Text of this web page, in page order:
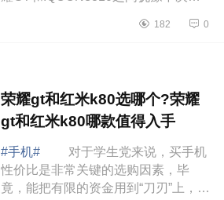
iqooneo10哪个好?荣耀gt和
182 0
荣耀gt和红米k80选哪个?荣耀
gt和红米k80哪款值得入手
#手机#
对于学生党来说，买手机
性价比是非常关键的选购因素，毕
竟，能把有限的资金用到“刀刃”上，才